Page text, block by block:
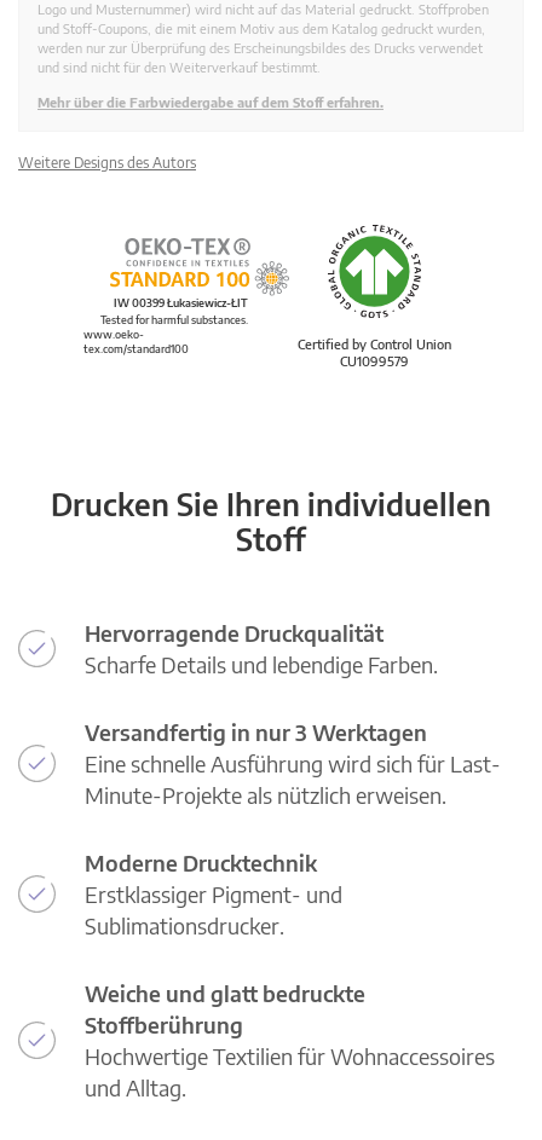
Logo und Musternummer) wird nicht auf das Material gedruckt. Stoffproben
und Stoff-Coupons, die mit einem Motiv aus dem Katalog gedruckt wurden,
werden nur zur Überprüfung des Erscheinungsbildes des Drucks verwendet
und sind nicht für den Weiterverkauf bestimmt.
Mehr über die Farbwiedergabe auf dem Stoff erfahren.
Weitere Designs des Autors
Certified by Control Union
CU1099579
IW 00399 Łukasiewicz-ŁIT
Tested for harmful substances.
www.oeko-
tex.com/standard100
Drucken Sie Ihren individuellen
Stoff
Hervorragende Druckqualität
Scharfe Details und lebendige Farben.
Versandfertig in nur 3 Werktagen
Eine schnelle Ausführung wird sich für Last-
Minute-Projekte als nützlich erweisen.
Moderne Drucktechnik
Erstklassiger Pigment- und
Sublimationsdrucker.
Weiche und glatt bedruckte
Stoffberührung
Hochwertige Textilien für Wohnaccessoires
und Alltag.